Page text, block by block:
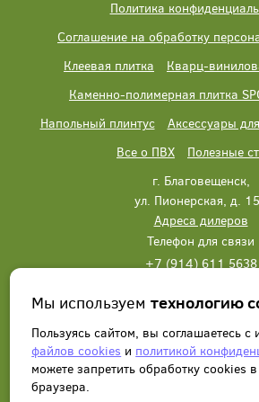
Политика
Соглашение на обработку
Клеевая плитка
Кварц-
Каменно-полимерная плитка
Напольный плинтус
Аксессуары
Все о ПВХ
Полезные
г. Благовещенск,
ул. Пионерская, д.
Адреса дилеров
Телефон для связи
+7 (914) 611 5638
Написать нам Заказать
Мы используемтехнологию
Пользуясь сайтом, вы соглашаетесь с
файлов cookies и политикой
можете запретить обработку сookies
браузера.